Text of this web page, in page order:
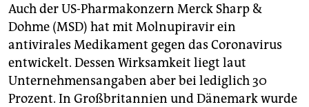
Auch der US-Pharmakonzern Merck Sharp &
Dohme (MSD) hat mit Molnupiravir ein
antivirales Medikament gegen das Coronavirus
entwickelt. Dessen Wirksamkeit liegt laut
Unternehmensangaben aber bei lediglich 30
Prozent. In Großbritannien und Dänemark wurde